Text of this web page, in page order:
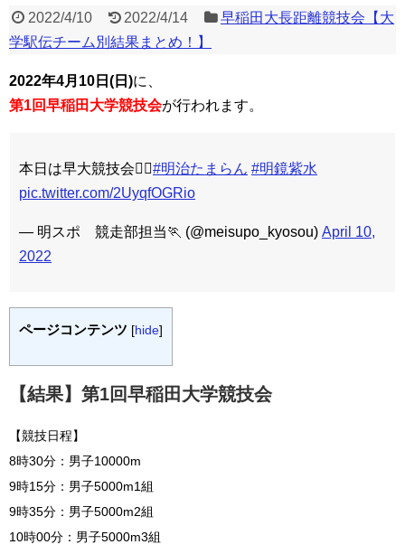
2022/4/10 2022/4/14
早稲田大長距離競技会【大
学駅伝チーム別結果まとめ！】
2022年4月10日(日)に、
第1回早稲田大学競技会が行われます。
本日は早大競技会🏃‍♂️#明治たまらん #明鏡紫水
pic.twitter.com/2UyqfOGRio
— 明スポ 競走部担当🏃 (@meisupo_kyosou) April 10,
2022
ページコンテンツ [hide]
【結果】第1回早稲田大学競技会
【競技日程】
8時30分：男子10000m
9時15分：男子5000m1組
9時35分：男子5000m2組
10時00分：男子5000m3組